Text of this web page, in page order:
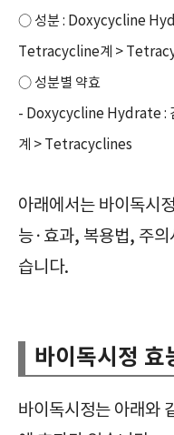
○ 성분 : Doxycycline
Tetracycline계 >
○ 성분별 약효
- Doxycycline Hydrate :
계 > Tetracyclines
아래에서는 바이독시
능·효과, 복용법, 주
습니다.
바이독시정 효
바이독시정는 아래와